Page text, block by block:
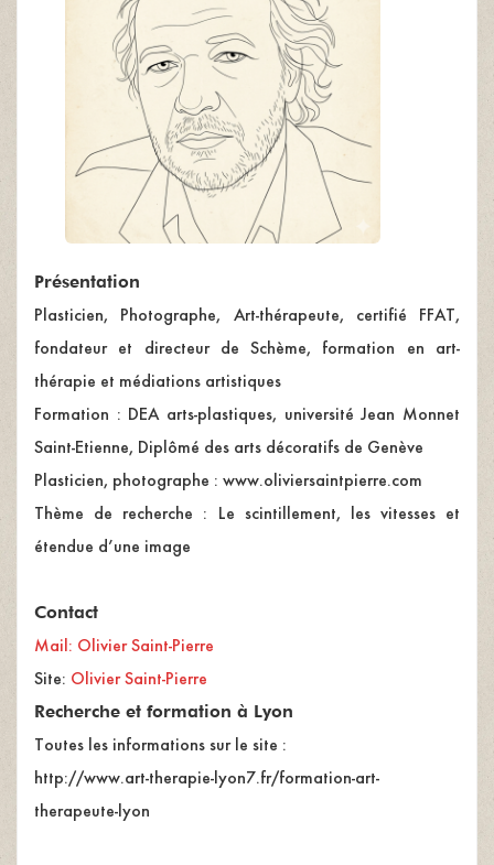
Présentation
Plasticien, Photographe, Art-thérapeute, certifié FFAT,
fondateur et directeur de Schème, formation en art-
thérapie et médiations artistiques
Formation : DEA arts-plastiques, université Jean Monnet
Saint-Etienne, Diplômé des arts décoratifs de Genève
Plasticien, photographe : www.oliviersaintpierre.com
Thème de recherche : Le scintillement, les vitesses et
étendue d’une image
Contact
Mail: Olivier Saint-Pierre
Site: Olivier Saint-Pierre
Recherche et formation à Lyon
Toutes les informations sur le site :
http://www.art-therapie-lyon7.fr/formation-art-
therapeute-lyon